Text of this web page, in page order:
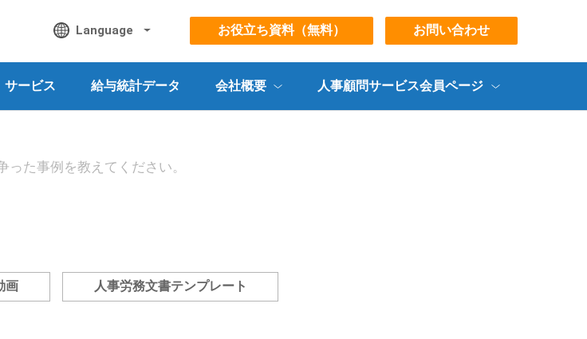
Language お役立ち資料（無料） お問い合わせ
サービス 給与統計データ 会社概要 人事顧問サービス会員ページ
た事例を教えてください。
画 人事労務文書テンプレート